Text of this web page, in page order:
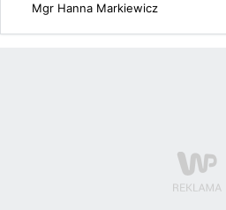
Mgr Hanna Markiewicz